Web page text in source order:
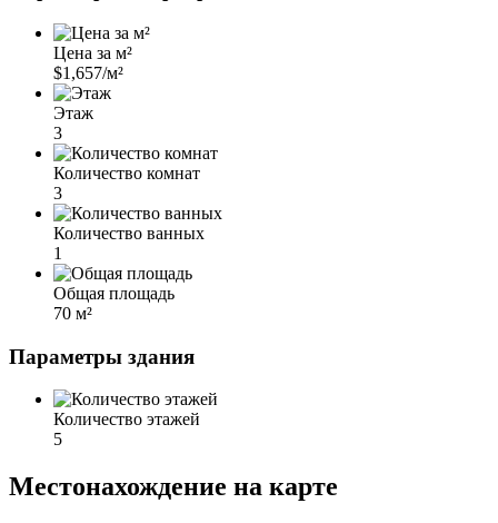
Цена за м²
$1,657/м²
Этаж
3
Количество комнат
3
Количество ванных
1
Общая площадь
70 м²
Параметры здания
Количество этажей
5
Местонахождение на карте